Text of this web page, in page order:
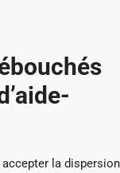
accepter la dispersion